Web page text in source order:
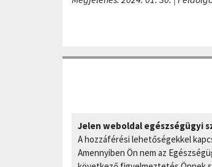
Jelen weboldal egészségügyi
A hozzáférési lehetőségekkel
Amennyiben Ön nem az